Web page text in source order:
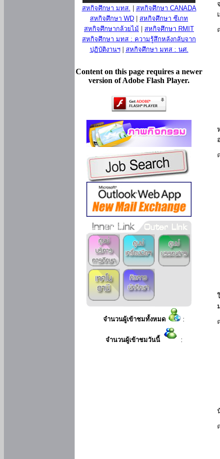
สหกิจศึกษา มทส.
สหกิจศึกษา CANADA
สหกิจศึกษา WD
สหกิจศึกษา ซีเกท
สหกิจศึกษากล้วยไม้
สหกิจศึกษา RMIT
สหกิจศึกษา มทส : ความรู้สึกหลังกลับจาก
ปฏิบัติงานฯ| สหกิจศึกษา มทส : นศ.
Content on this page requires a newer
version of Adobe Flash Player.
จำนวนผู้เข้าชมทั้งหมด :
จำนวนผู้เข้าชมวันนี้ :